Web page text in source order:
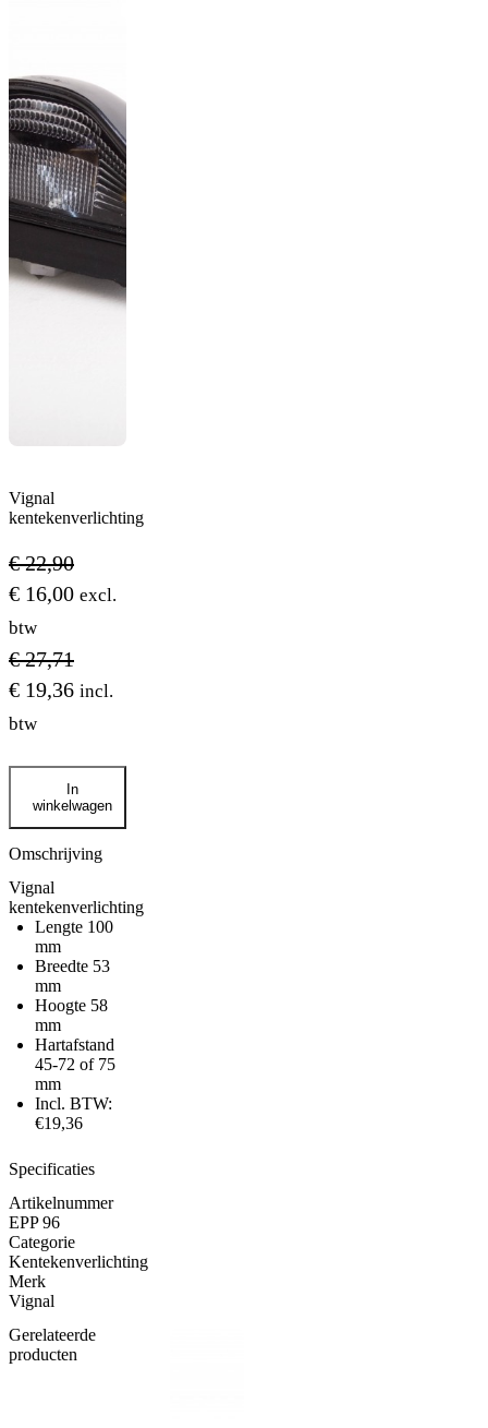
Vignal
kentekenverlichting
€22,90
€ 16,00 excl.
btw
€27,71
€ 19,36 incl.
btw
Vignal
kentekenverlichting
aantal
In
winkelwagen
Omschrijving
Vignal
kentekenverlichting
Lengte 100
mm
Breedte 53
mm
Hoogte 58
mm
Hartafstand
45-72 of 75
mm
Incl. BTW:
€19,36
Specificaties
Artikelnummer
EPP 96
Categorie
Kentekenverlichting
Merk
Vignal
Gerelateerde
producten